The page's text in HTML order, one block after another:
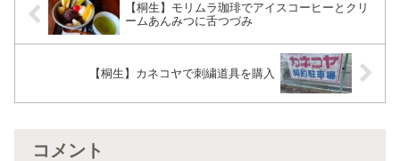
【桐生】モリムラ珈琲でアイスコーヒーとクリ
ームあんみつに舌つづみ
【桐生】カネコヤで刺繍道具を購入
コメント